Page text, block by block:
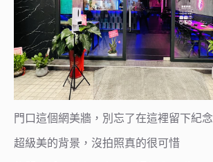
門口這個網美牆，別忘了在這裡留下紀念
超級美的背景，沒拍照真的很可惜